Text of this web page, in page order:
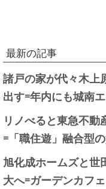
最新の記事
諸戸の家が代々木上
出す=年内にも城南
リノべると東急不
=「職住遊」融合型
旭化成ホームズと世
大へ=ガーデンカフ